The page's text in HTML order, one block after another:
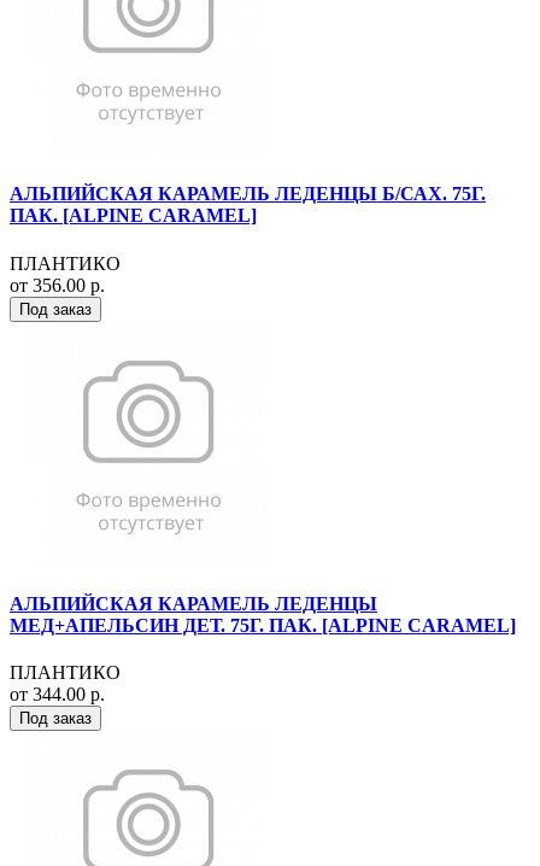
АЛЬПИЙСКАЯ КАРАМЕЛЬ ЛЕДЕНЦЫ Б/САХ. 75Г.
ПАК. [ALPINE CARAMEL]
ПЛАНТИКО
от 356.00 р.
Под заказ
АЛЬПИЙСКАЯ КАРАМЕЛЬ ЛЕДЕНЦЫ
МЕД+АПЕЛЬСИН ДЕТ. 75Г. ПАК. [ALPINE CARAMEL]
ПЛАНТИКО
от 344.00 р.
Под заказ